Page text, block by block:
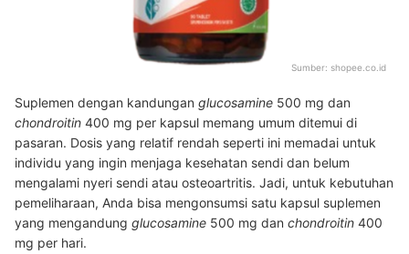
Sumber: shopee.co.id
Suplemen dengan kandungan glucosamine 500 mg dan
chondroitin 400 mg per kapsul memang umum ditemui di
pasaran. Dosis yang relatif rendah seperti ini memadai untuk
individu yang ingin menjaga kesehatan sendi dan belum
mengalami nyeri sendi atau osteoartritis. Jadi, untuk kebutuhan
pemeliharaan, Anda bisa mengonsumsi satu kapsul suplemen
yang mengandung glucosamine 500 mg dan chondroitin 400
mg per hari.